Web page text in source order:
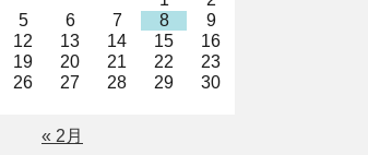
5 6 7 8
9
12 13 14 15
16
19 20 21 22
23
26 27 28 29
30
« 2月